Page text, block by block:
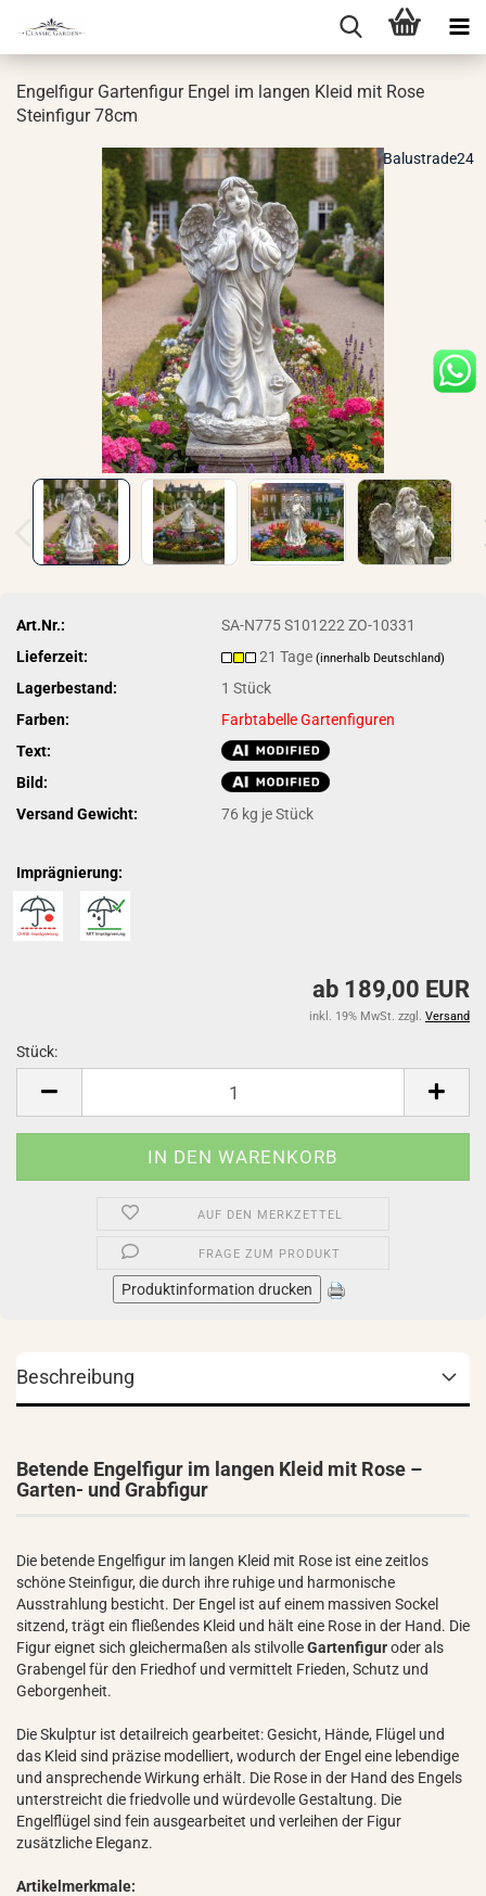
En­gel­fi­gur Gar­ten­fi­gur Engel im lan­gen Kleid mit Rose
Stein­fi­gur 78cm
Balustrade24
Art.Nr.:
SA-N775 S101222 ZO-10331
Lieferzeit:
21 Tage(innerhalb Deutschland)
Lagerbestand: 1Stück
Farben:
Farbtabelle Gartenfiguren
Text:
Bild:
Versand Gewicht:
76 kg je Stück
Imprägnierung:
ab 189,00 EUR
inkl. 19% MwSt. zzgl. Versand
Stück:
AUF DEN MERKZETTEL
FRAGE ZUM PRODUKT
Produktinformation drucken
Beschreibung
Betende Engelfigur im langen Kleid mit Rose –
Garten- und Grabfigur
Die betende Engelfigur im langen Kleid mit Rose ist eine zeitlos
schöne Steinfigur, die durch ihre ruhige und harmonische
Ausstrahlung besticht. Der Engel ist auf einem massiven Sockel
sitzend, trägt ein fließendes Kleid und hält eine Rose in der Hand. Die
Figur eignet sich gleichermaßen als stilvolleGartenfiguroder als
Grabengel für den Friedhof und vermittelt Frieden, Schutz und
Geborgenheit.
Die Skulptur ist detailreich gearbeitet: Gesicht, Hände, Flügel und
das Kleid sind präzise modelliert, wodurch der Engel eine lebendige
und ansprechende Wirkung erhält. Die Rose in der Hand des Engels
unterstreicht die friedvolle und würdevolle Gestaltung. Die
Engelflügel sind fein ausgearbeitet und verleihen der Figur
zusätzliche Eleganz.
Artikelmerkmale: